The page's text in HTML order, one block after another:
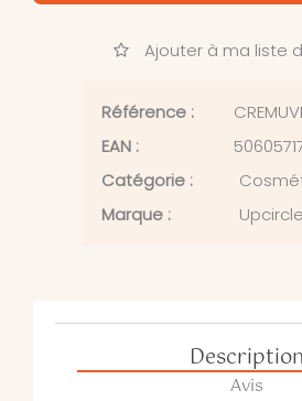
Ajouter à ma liste
Référence :
EAN :
Catégorie :
Marque :
Upcircle
Description
Avis